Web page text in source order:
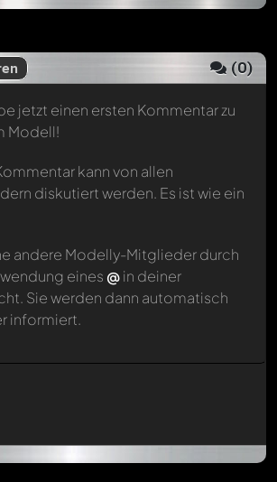
(0)
jetzt einen ersten Kommentar zu
Modell!
kann von allen
diskutiert werden. Es ist wie ein
andere Modelly-Mitglieder durch
eines @in deiner
Sie werden dann automatisch
informiert.